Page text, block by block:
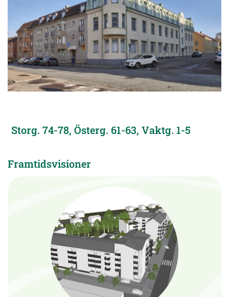
Storg. 74-78, Österg. 61-63, Vaktg. 1-5
Framtidsvisioner